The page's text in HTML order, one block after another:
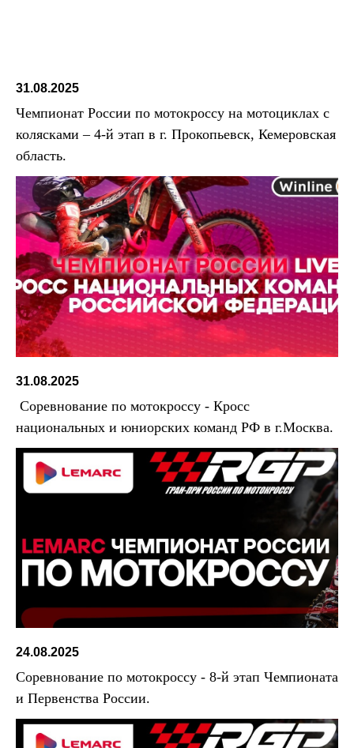
31.08.2025
Чемпионат России по мотокроссу на мотоциклах с
колясками – 4-й этап в г. Прокопьевск, Кемеровская
область.
31.08.2025
Соревнование по мотокроссу - Кросс
национальных и юниорских команд РФ в г.Москва.
24.08.2025
Соревнование по мотокроссу - 8-й этап Чемпионата
и Первенства России.